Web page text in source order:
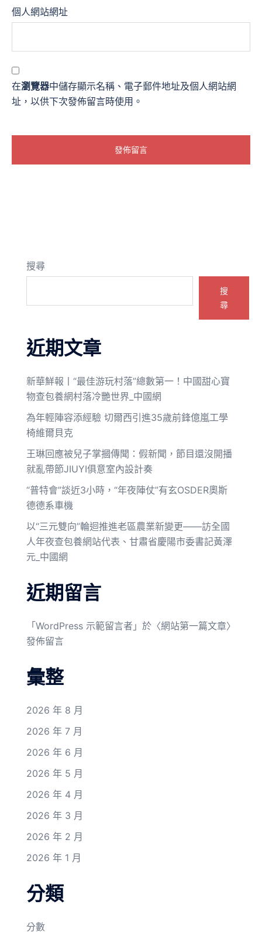
個人網站網址
在瀏覽器中儲存顯示名稱、電子郵件地址及個人網站網
址，以供下次發佈留言時使用。
搜尋
搜
尋
近期文章
新華鮮報丨“最佳游玩村落”總數第一！中國甜心寶
物查包養網村落冷艷世界_中國網
為年輕陣容添經驗 切爾西引進35歲前鋒億嵐工學
椅維爾貝克
王琳回應被兒子掌摑傳聞：假新聞，節目還沒開播
就亂帶節JIUYI俱意室內設計奏
“普特會”談近3小時，“年夜陣仗”有玄OSDER奧斯
德德系車機
以“三元雙向”輪迴推進老區農業新變更——訪全國
人年夜查包養網站代表、甘肅省慶陽市委書記黃澤
元_中國網
近期留言
「 WordPress 示範留言者 」於〈網站第一篇文章〉
發佈留言
彙整
2026 年 8 月
2026 年 7 月
2026 年 6 月
2026 年 5 月
2026 年 4 月
2026 年 3 月
2026 年 2 月
2026 年 1 月
分類
分數